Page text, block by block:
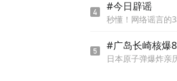
#今日辟谣
秒懂！网络谣言的
#广岛长崎核爆
日本原子弹爆炸亲